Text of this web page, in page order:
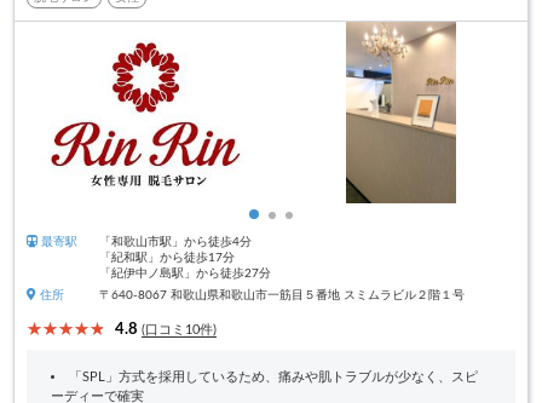
最寄駅
「和歌山市駅」から徒歩4分
「紀和駅」から徒歩17分
「紀伊中ノ島駅」から徒歩27分
住所
〒640-8067 和歌山県和歌山市一筋目５番地 スミムラビル２階１号
4.8 (口コミ10件)
「SPL」方式を採用しているため、痛みや肌トラブルが少なく、スピ
ーディーで確実